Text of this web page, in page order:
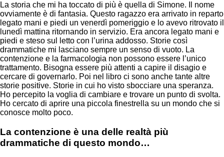
La storia che mi ha toccato di più è quella di Simone. Il nome
ovviamente è di fantasia. Questo ragazzo era arrivato in reparto
legato mani e piedi un venerdì pomeriggio e lo avevo ritrovato il
lunedì mattina ritornando in servizio. Era ancora legato mani e
piedi e steso sul letto con l’urina addosso. Storie così
drammatiche mi lasciano sempre un senso di vuoto. La
contenzione e la farmacologia non possono essere l’unico
trattamento. Bisogna essere più attenti a capire il disagio e
cercare di governarlo. Poi nel libro ci sono anche tante altre
storie positive. Storie in cui ho visto sbocciare una speranza.
Ho percepito la voglia di cambiare e trovare un punto di svolta.
Ho cercato di aprire una piccola finestrella su un mondo che si
conosce molto poco.
La contenzione è una delle realtà più
drammatiche di questo mondo…